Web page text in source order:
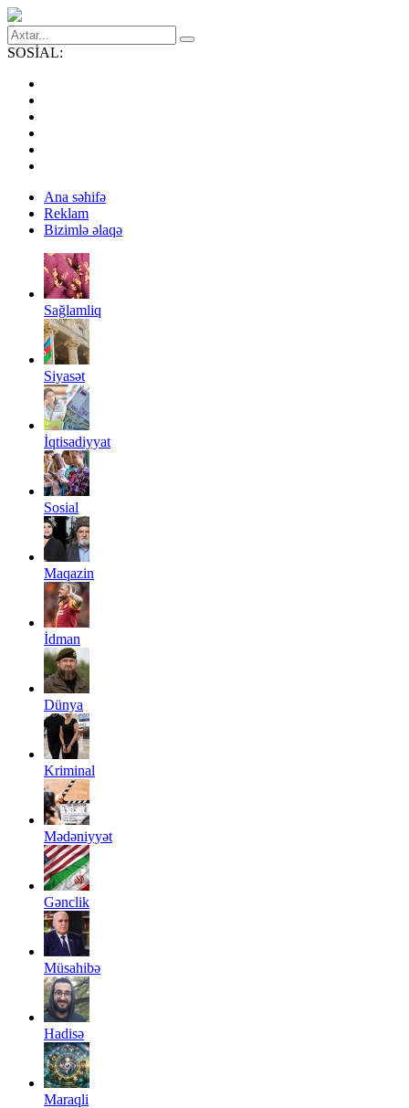
SOSİAL:
Ana səhifə
Reklam
Bizimlə əlaqə
Sağlamliq
Siyasət
İqtisadiyyat
Sosial
Maqazin
İdman
Dünya
Kriminal
Mədəniyyət
Gənclik
Müsahibə
Hadisə
Maraqli